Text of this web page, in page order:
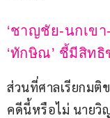
‘ชาญชัย-นกเข
‘ทักษิณ’ ชี้มีสิท
ส่วนที่ศาลเรียกมติ
คดีนี้หรือไม่ นายวิ